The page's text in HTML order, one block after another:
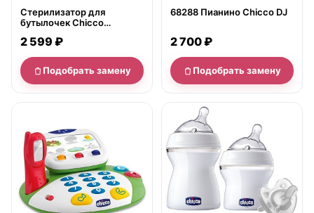
Стерилизатор для
бутылочек Chicco
печей без наполнения
2 599 ₽
Подобрать замену
68288 Пианино Chicco DJ
2 700 ₽
Подобрать замену
нет в продаже